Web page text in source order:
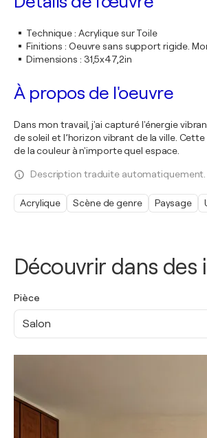
Découvrir dans des
Pièce
Salon
Technique: Acrylique sur Toile
Finitions : Oeuvre sans support rigide.
Dimensions : 31,5x47,2in
À propos de l'oeuvre
Dans mon travail, j'ai capturé l'énergie
de soleil et l’horizon vibrant de la ville.
de la couleur à n'importe quel espace.
Description traduite automatiquement.
Acrylique Scène de genre Paysage